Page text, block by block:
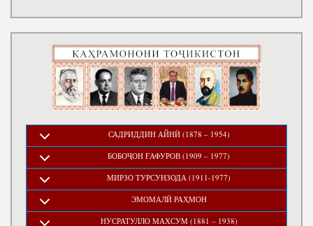
САДРИДДИН АЙНӢ (1878 – 1954)
БОБОҶОН ҒАФУРОВ (1909 – 1977)
МИРЗО ТУРСУНЗОДА (1911-1977)
ЭМОМАЛӢ РАҲМОН
НУСРАТУЛЛО МАХСУМ (1881 – 1938)